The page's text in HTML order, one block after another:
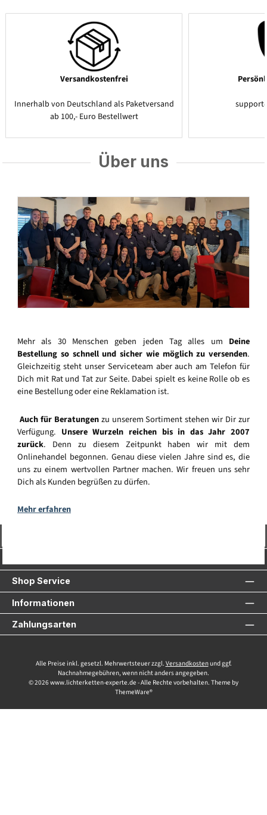
Versandkostenfrei
Innerhalb von Deutschland als Paketversand
ab 100,- Euro Bestellwert
Über uns
Mehr als 30 Menschen geben jeden Tag alles um Deine
Bestellung so schnell und sicher wie möglich zu versenden.
Gleichzeitig steht unser Serviceteam aber auch am Telefon für
Dich mit Rat und Tat zur Seite. Dabei spielt es keine Rolle ob es
eine Bestellung oder eine Reklamation ist.
Auch für Beratungenzu unserem Sortiment stehen wir Dir zur
Verfügung. Unsere Wurzeln reichen bis in das Jahr 2007
zurück. Denn zu diesem Zeitpunkt haben wir mit dem
Onlinehandel begonnen. Genau diese vielen Jahre sind es, die
uns zu einem wertvollen Partner machen. Wir freuen uns sehr
Dich als Kunden begrüßen zu dürfen.
Mehr erfahren
Shop Service
Informationen
Zahlungsarten
Alle Preise inkl. gesetzl. Mehrwertsteuer zzgl. Versandkostenund ggf.
Nachnahmegebühren, wenn nicht anders angegeben.
© 2026 www.lichterketten-experte.de - Alle Rechte vorbehalten. Theme by
ThemeWare®